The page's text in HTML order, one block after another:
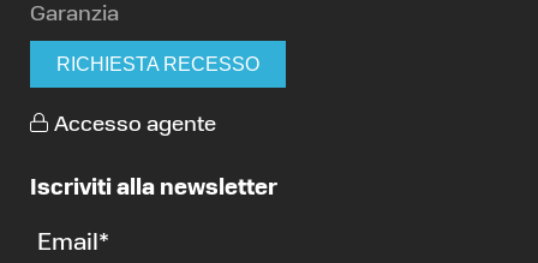
Garanzia
RICHIESTA RECESSO
Accesso agente
Iscriviti alla newsletter
Email *